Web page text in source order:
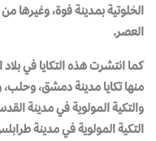
الخلوتية بمدينة فوة، وغيرها
العصر.
كما انتشرت هذه التكايا في
منها تكايا مدينة دمشق، وحلب،
والتكية المولوية في مدينة
التكية المولوية في مدينة